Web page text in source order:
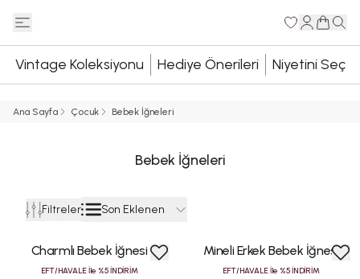
Vintage Koleksiyonu Hediye Önerileri Niyetini Seç
Ana Sayfa Çocuk Bebek İğneleri
Bebek İğneleri
Filtreler Son Eklenen
ÇOKCharmlı Bebek İğnesi
EFT/HAVALE İle %5 İNDİRİM
ÇOK
Mineli Erkek Bebek İğnesi
EFT/HAVALE İle %5 İNDİRİM